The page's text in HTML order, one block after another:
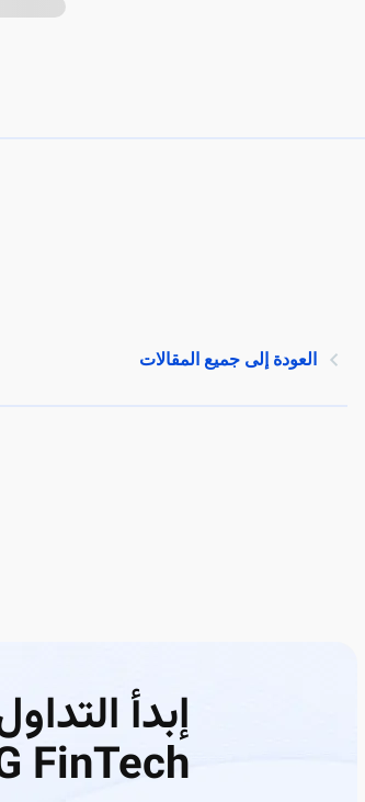
العودة إلى جميع المقالات
إبدأ
FinTech